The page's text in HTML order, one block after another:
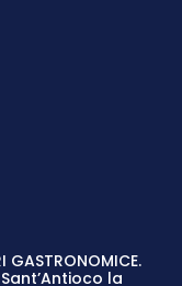
GASTRONOMICE.
la